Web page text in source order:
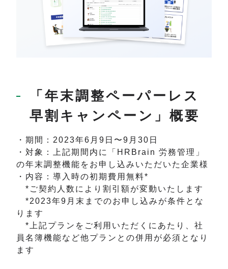
「年末調整ペーパーレス
早割キャンペーン」概要
・期間：2023年6月9日〜9月30日
・対象：上記期間内に「HRBrain 労務管理」
の年末調整機能をお申し込みいただいた企業様
・内容：導入時の初期費用無料*
*ご契約人数により割引額が変動いたします
*2023年9月末までのお申し込みが条件とな
ります
*上記プランをご利用いただくにあたり、社
員名簿機能など他プランとの併用が必須となり
ます